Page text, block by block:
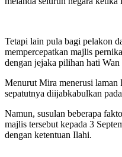
Tetapi lain pula bagi pelakon
mempercepatkan majlis
dengan jejaka pilihan hati Wan
Menurut Mira menerusi
sepatutnya diijabkabulkan
Namun, susulan beberapa
majlis tersebut kepada 3
dengan ketentuan Ilahi.